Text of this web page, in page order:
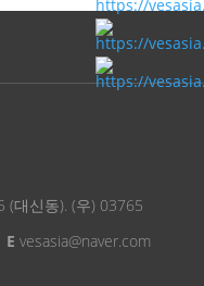
(대신동). (우) 03765
E vesasia@naver.com